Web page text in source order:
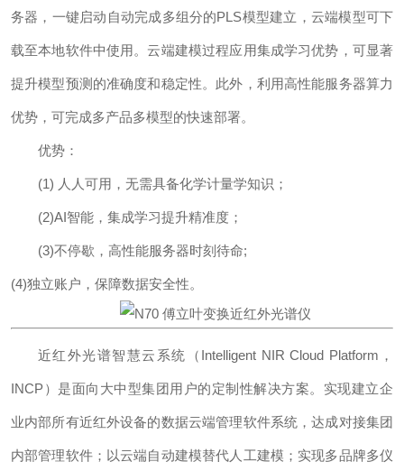
务器，一键启动自动完成多组分的PLS模型建立，云端模型可下
载至本地软件中使用。云端建模过程应用集成学习优势，可显著
提升模型预测的准确度和稳定性。此外，利用高性能服务器算力
优势，可完成多产品多模型的快速部署。
优势：
(1) 人人可用，无需具备化学计量学知识；
(2)AI智能，集成学习提升精准度；
(3)不停歇，高性能服务器时刻待命;
(4)独立账户，保障数据安全性。
近红外光谱智慧云系统（Intelligent NIR Cloud Platform，
INCP）是面向大中型集团用户的定制性解决方案。实现建立企
业内部所有近红外设备的数据云端管理软件系统，达成对接集团
内部管理软件；以云端自动建模替代人工建模；实现多品牌多仪